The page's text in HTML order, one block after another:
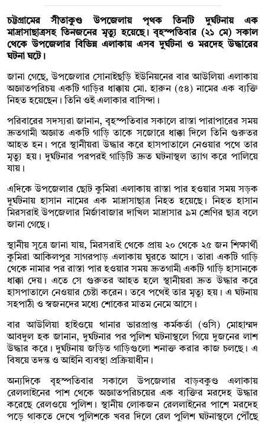
চট্টগ্রামের সীতাকুণ্ড উপজেলায় পৃথক তিনটি দুর্ঘটনায় এক
মাদ্রাসাছাত্রসহ তিনজনের মৃত্যু হয়েছে। বৃহস্পতিবার (২১ মে) সকাল
থেকে উপজেলার বিভিন্ন এলাকায় এসব দুর্ঘটনা ও মরদেহ উদ্ধারের
ঘটনা ঘটে।
জানা গেছে, উপজেলার সোনাইছড়ি ইউনিয়নের বার আউলিয়া এলাকায়
অজ্ঞাতপরিচয় একটি গাড়ির ধাক্কায় মো. হারুন (৫৪) নামের এক ব্যক্তি
নিহত হয়েছেন। তিনি ওই এলাকার বাসিন্দা।
পরিবারের সদস্যরা জানান, বৃহস্পতিবার সকালে রাস্তা পারাপারের সময়
দ্রুতগামী অজ্ঞাত একটি গাড়ি তাকে সজোরে ধাক্কা দিলে তিনি গুরুতর
আহত হন। পরে স্থানীয়রা উদ্ধার করে হাসপাতালে নেওয়ার পথে তার
মৃত্যু হয়। দুর্ঘটনার পরপরই গাড়িটি দ্রুত ঘটনাস্থল ত্যাগ করে পালিয়ে
যায়।
এদিকে উপজেলার ছোট কুমিরা এলাকায় রাস্তা পার হওয়ার সময় সড়ক
দুর্ঘটনায় হাসান নামের এক মাদ্রাসাছাত্র নিহত হয়েছে। নিহত হাসান
মিরসরাই উপজেলার মির্জাবাজার দাখিল মাদ্রাসার ৯ম শ্রেণির ছাত্র বলে
জানা গেছে।
স্থানীয় সূত্রে জানা যায়, মিরসরাই থেকে প্রায় ২০ থেকে ২৫ জন শিক্ষার্থী
কুমিরা আকিলপুর সাগরপাড় এলাকায় ঘুরতে আসে। তারা একটি গাড়ি
থেকে নামার পর রাস্তা পার হওয়ার সময় দ্রুতগামী একটি গাড়ি হাসানকে
ধাক্কা দেয়। এতে সে গুরুতর আহত হলে স্থানীয়রা দ্রুত উদ্ধার করে
হাসপাতালে নেওয়ার চেষ্টা করেন। তবে পথেই তার মৃত্যু হয়। এ ঘটনায়
সহপাঠী ও স্বজনদের মধ্যে শোকের মাতম নেমে আসে।
বার আউলিয়া হাইওয়ে থানার ভারপ্রাপ্ত কর্মকর্তা (ওসি) মোহাম্মদ
আবদুল হক জানান, দুর্ঘটনার পর পুলিশ ঘটনাস্থলে গিয়ে দুজনের লাশ
উদ্ধার করে। দুর্ঘটনায় জড়িত গাড়িগুলো শনাক্ত করার কাজ চলছে। এ
বিষয়ে তদন্ত ও আইনি ব্যবস্থা প্রক্রিয়াধীন।
অন্যদিকে বৃহস্পতিবার সকালে উপজেলার বাড়বকুণ্ড এলাকায়
রেললাইনের পাশ থেকে অজ্ঞাতপরিচয়ের এক ব্যক্তির মরদেহ উদ্ধার
করেছে রেলওয়ে পুলিশ। স্থানীয় লোকজন রেললাইনের পাশে মরদেহ
পড়ে থাকতে দেখে পুলিশকে খবর দিলে রেল পুলিশ ঘটনাস্থলে পৌঁছে